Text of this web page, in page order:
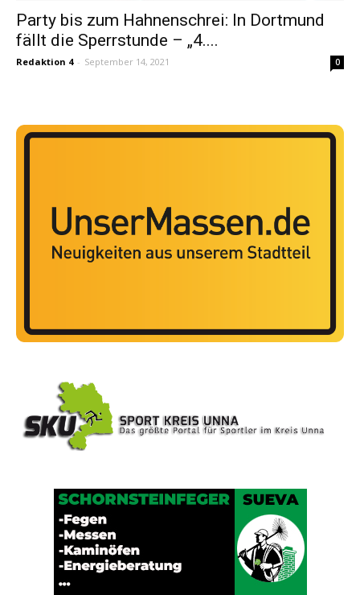
Party bis zum Hahnenschrei: In Dortmund
fällt die Sperrstunde – „4....
Redaktion 4 - September 14, 2021 0